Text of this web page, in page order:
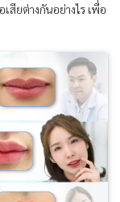
สียต่างกันอย่างไร เพื่อ